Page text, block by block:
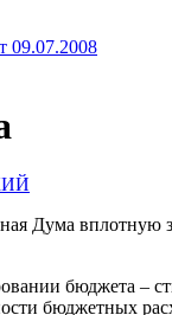
09.07.2008
Дума
бюджета –
бюджетных